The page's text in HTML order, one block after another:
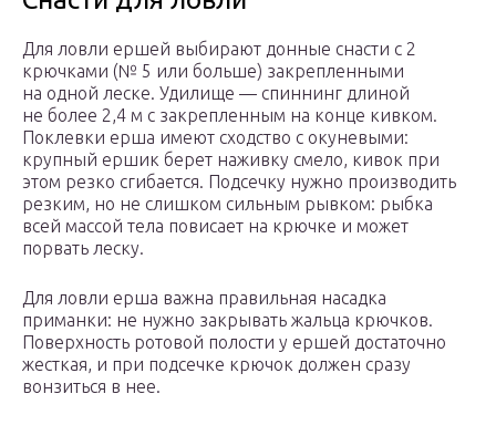
Для ловли ершей выбирают донные снасти с 2
крючками (№ 5 или больше) закрепленными
на одной леске. Удилище — спиннинг длиной
не более 2,4 м с закрепленным на конце кивком.
Поклевки ерша имеют сходство с окуневыми:
крупный ершик берет наживку смело, кивок при
этом резко сгибается. Подсечку нужно производить
резким, но не слишком сильным рывком: рыбка
всей массой тела повисает на крючке и может
порвать леску.
Для ловли ерша важна правильная насадка
приманки: не нужно закрывать жальца крючков.
Поверхность ротовой полости у ершей достаточно
жесткая, и при подсечке крючок должен сразу
вонзиться в нее.